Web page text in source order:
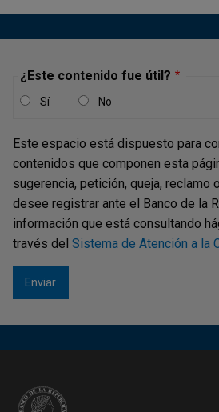
¿Este contenido fue útil?
Sí No
Este espacio está dispuesto para
contenidos que componen esta
sugerencia, petición, queja, reclamo
desee registrar ante el Banco de la
información que está consultando
través del Sistema de Atención a la